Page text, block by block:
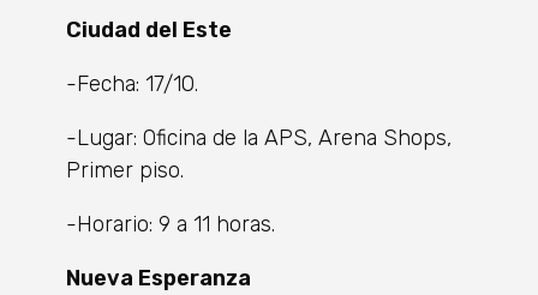
Ciudad del Este
-Fecha: 17/10.
-Lugar: Oficina de la APS, Arena Shops,
Primer piso.
-Horario: 9 a 11 horas.
Nueva Esperanza